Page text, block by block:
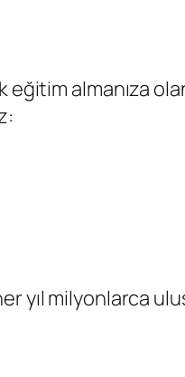
eğitim almanıza
yıl milyonlarca